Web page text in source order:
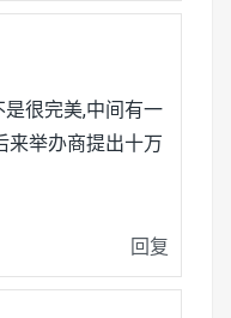
很完美,中间有一
来举办商提出十万
回复